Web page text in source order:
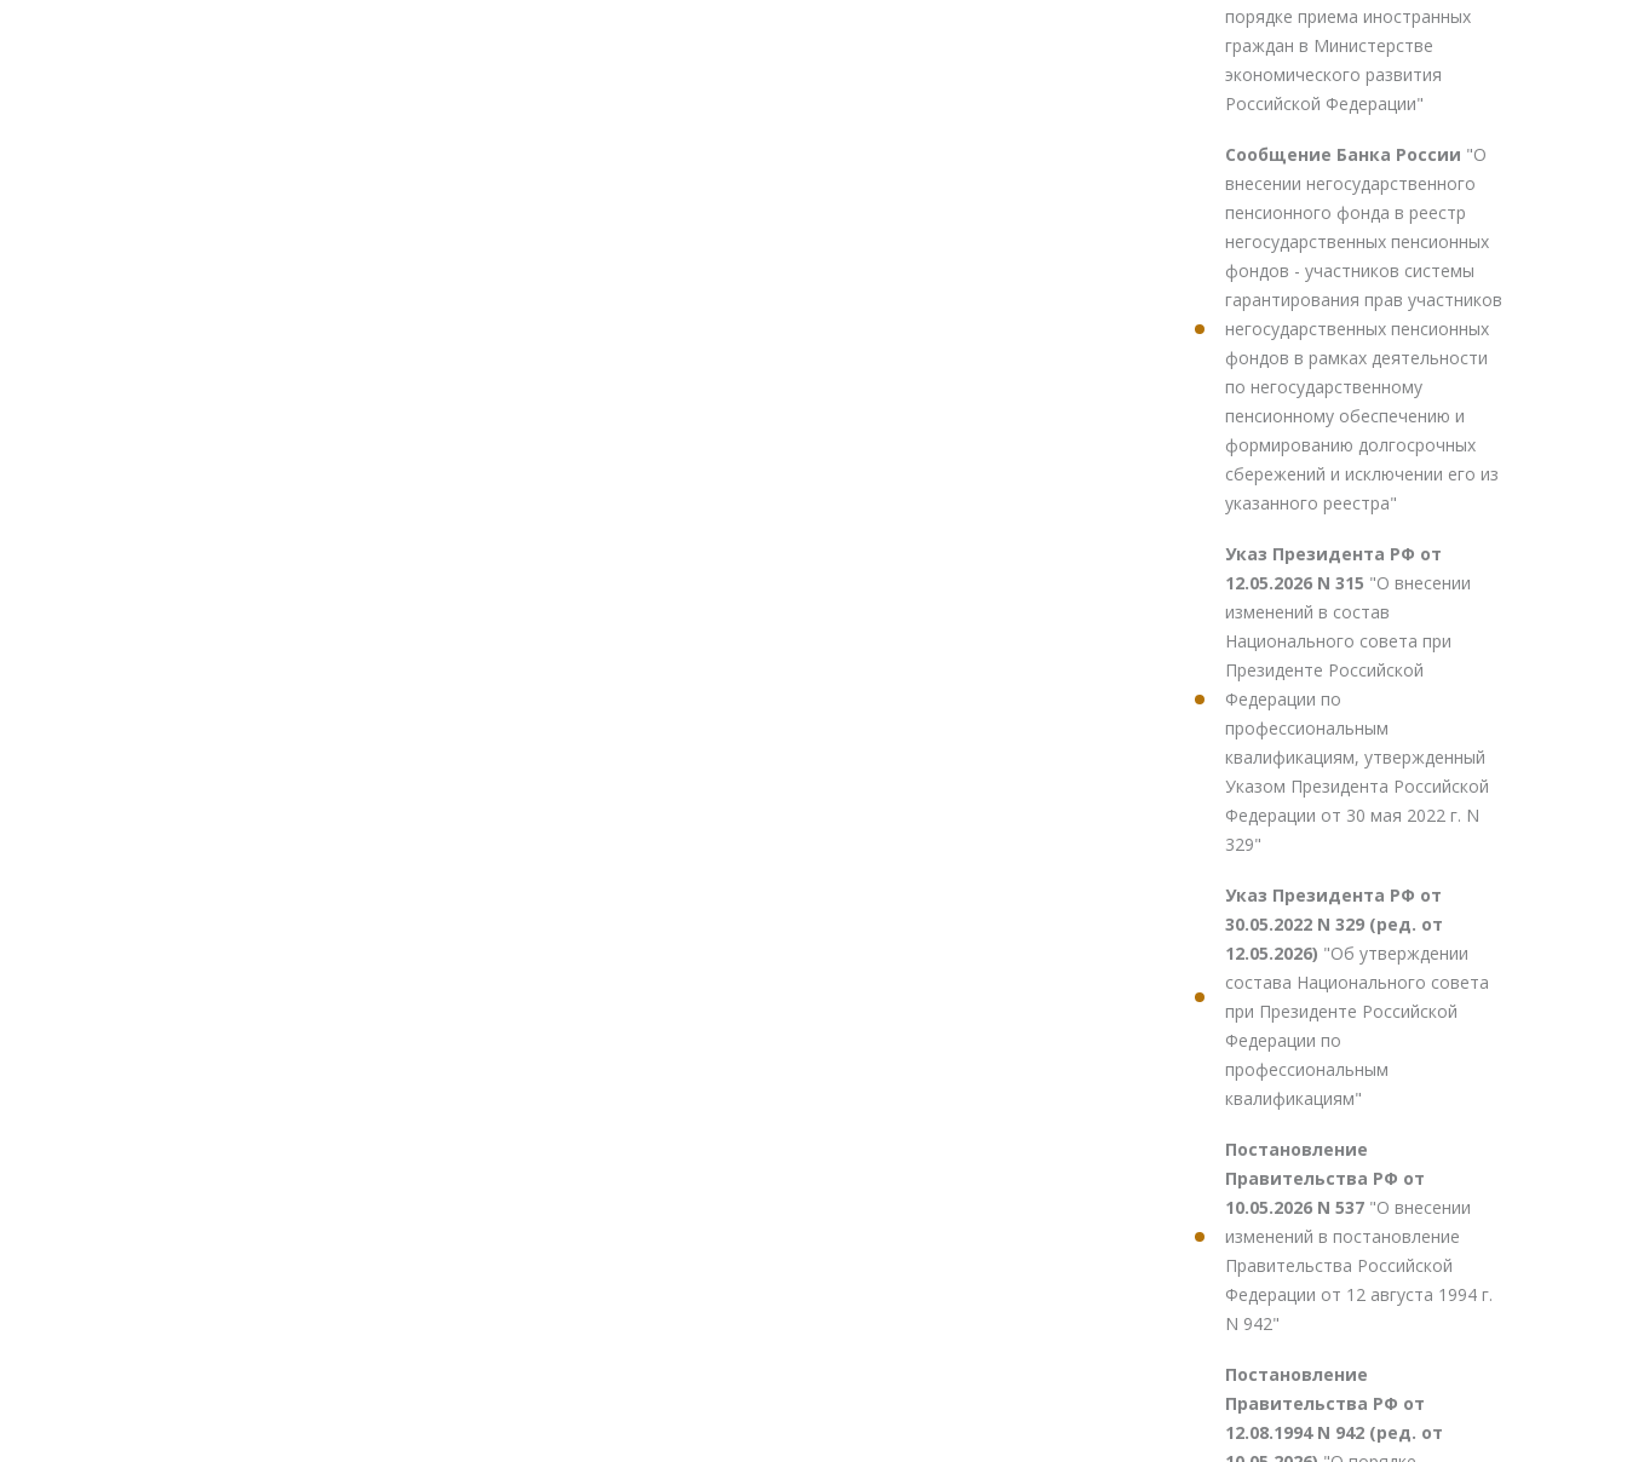
порядке приема иностранных
граждан в Министерстве
экономического развития
Российской Федерации"
Сообщение Банка России "О
внесении негосударственного
пенсионного фонда в реестр
негосударственных пенсионных
фондов - участников системы
гарантирования прав участников
негосударственных пенсионных
фондов в рамках деятельности
по негосударственному
пенсионному обеспечению и
формированию долгосрочных
сбережений и исключении его из
указанного реестра"
Указ Президента РФ от
12.05.2026 N 315 "О внесении
изменений в состав
Национального совета при
Президенте Российской
Федерации по
профессиональным
квалификациям, утвержденный
Указом Президента Российской
Федерации от 30 мая 2022 г. N
329"
Указ Президента РФ от
30.05.2022 N 329 (ред. от
12.05.2026) "Об утверждении
состава Национального совета
при Президенте Российской
Федерации по
профессиональным
квалификациям"
Постановление
Правительства РФ от
10.05.2026 N 537 "О внесении
изменений в постановление
Правительства Российской
Федерации от 12 августа 1994 г.
N 942"
Постановление
Правительства РФ от
12.08.1994 N 942 (ред. от